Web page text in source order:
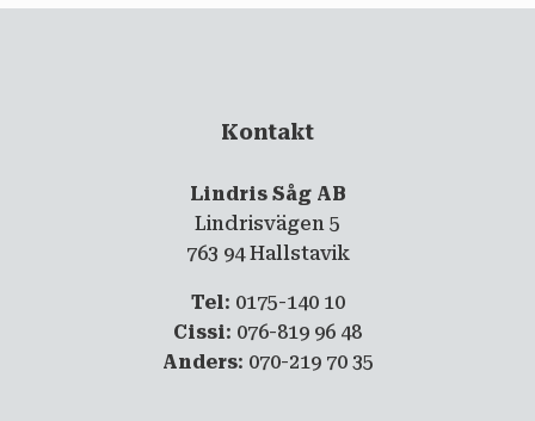
Kontakt
Lindris Såg AB
Lindrisvägen 5
763 94 Hallstavik
Tel: 0175-140 10
Cissi: 076-819 96 48
Anders: 070-219 70 35